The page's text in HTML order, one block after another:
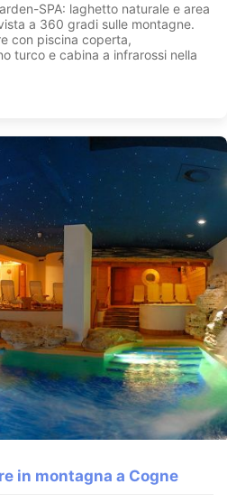
SPA: laghetto naturale e area
a 360 gradi sulle montagne.
con piscina coperta,
turco e cabina a infrarossi nella
in montagna a Cogne